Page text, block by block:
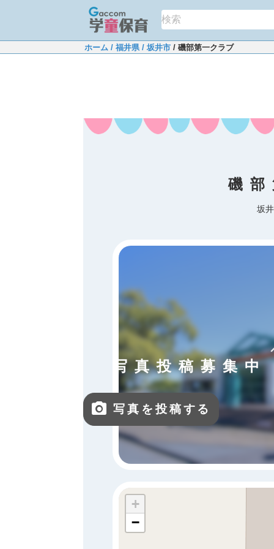
ホーム / 福井県/ 坂井市 / 磯部第一クラブ
磯
坂
写真投稿募集中
写真を投稿する
+
−